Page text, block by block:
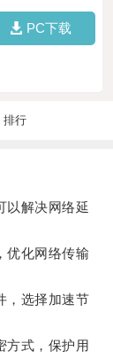
PC下载
排行
解决网络延
化网络传输
选择加速节
式，保护用